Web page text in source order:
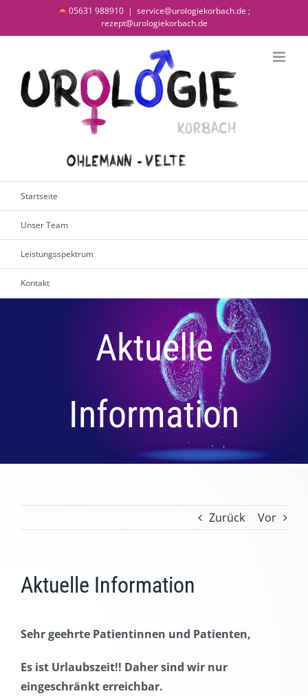
05631 988910 | service@urologiekorbach.de ;
rezept@urologiekorbach.de
Startseite
Unser Team
Leistungsspektrum
Kontakt
Aktuelle
Information
Zurück Vor
Aktuelle Information
Sehr geehrte Patientinnen und Patienten,
Es ist Urlaubszeit!! Daher sind wir nur
eingeschränkt erreichbar.